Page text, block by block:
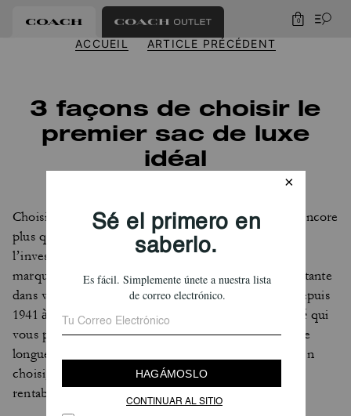
0
ACCUEIL ARTICLE PRÉCÉDENT
3 façons de choisir le
premier sac de luxe
idéal
Choisir un sac de luxe est une décision importante, encore
plus quand c’est le premier. Et pas seulement pour
l’investissement financier : c’est aussi un moment
marquant lorsque vous célébrez une occasion importante
dans votre vie. Chez Coach, nous nous engageons depuis
1941 à créer des pièces superbes et de grande qualité qui
vous permettent de rester vous-même. Forts de cette
longue expérience, nous savons que, lorsqu’il est bien
choisi, votre sac est un investissement qui s’avérera
rentable pendant des années, voire toute une vie.